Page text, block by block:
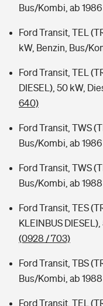
Bus/Kombi, ab 1986
Ford Transit, TEL
kW, Benzin, Bus/
Ford Transit, TEL
DIESEL), 50 kW,
640)
Ford Transit, TWS
Bus/Kombi, ab 1986
Ford Transit, TWS
Bus/Kombi, ab 1988
Ford Transit, TES
KLEINBUS
(0928 / 703)
Ford Transit, TBS
Bus/Kombi, ab 1988
Ford Transit, TEL